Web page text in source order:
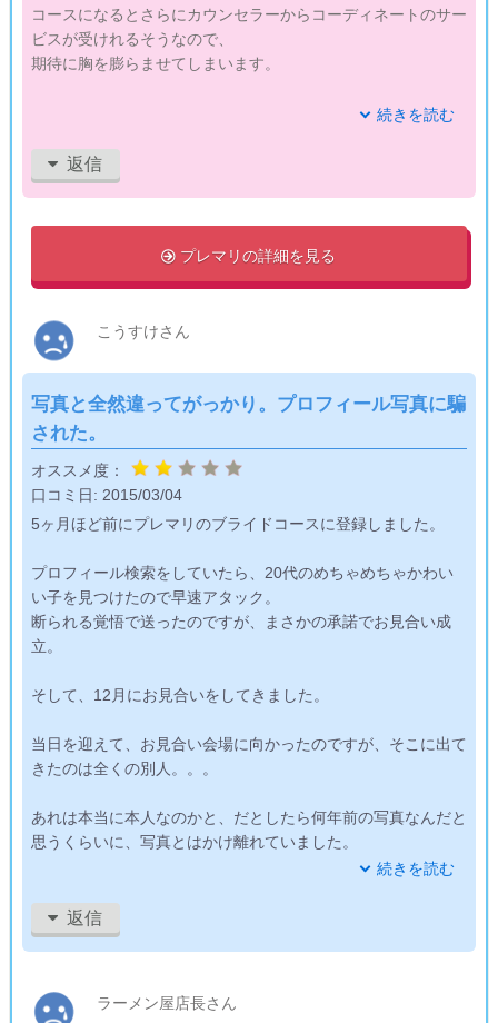
コースになるとさらにカウンセラーからコーディネートのサー
ビスが受けれるそうなので、
期待に胸を膨らませてしまいます。
以前、結婚相談所のサービスも利用したことがあるのですが、
いまま終わってしまいました。
に巡り会いたいと思ってます。
続きを読む
返信
 プレマリの詳細を見る
こうすけさん
写真と全然違ってがっかり。プロフィール写真に騙
された。
オススメ度：
口コミ日: 2015/03/04
5ヶ月ほど前にプレマリのブライドコースに登録しました。
プロフィール検索をしていたら、20代のめちゃめちゃかわい
い子を見つけたので早速アタック。
断られる覚悟で送ったのですが、まさかの承諾でお見合い成
立。
そして、12月にお見合いをしてきました。
当日を迎えて、お見合い会場に向かったのですが、そこに出て
きたのは全くの別人。。。
あれは本当に本人なのかと、だとしたら何年前の写真なんだと
思うくらいに、写真とはかけ離れていました。
しまい、
しかし、それを彼女本人に告げる訳にもいかないので、表情に
続きを読む
返信
ラーメン屋店長さん